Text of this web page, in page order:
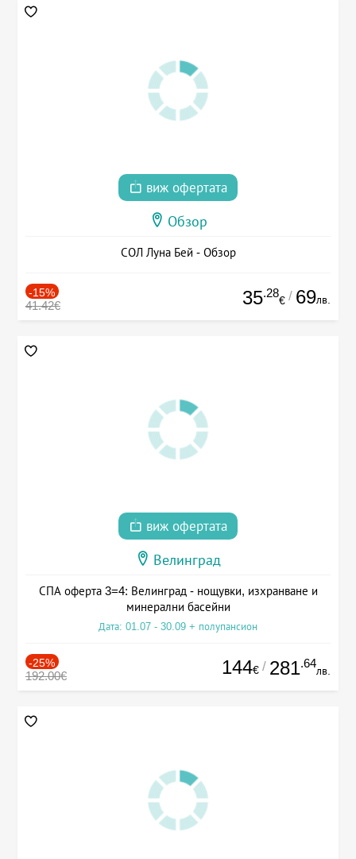
виж офертата
Обзор
СОЛ Луна Бей - Обзор
-15%
41.42€ 35.28
€ / 69лв.
виж офертата
Велинград
СПА оферта 3=4: Велинград - нощувки, изхранване и
минерални басейни
Дата: 01.07 - 30.09 + полупансион
-25%
192.00€ 144€ / 281.64
лв.